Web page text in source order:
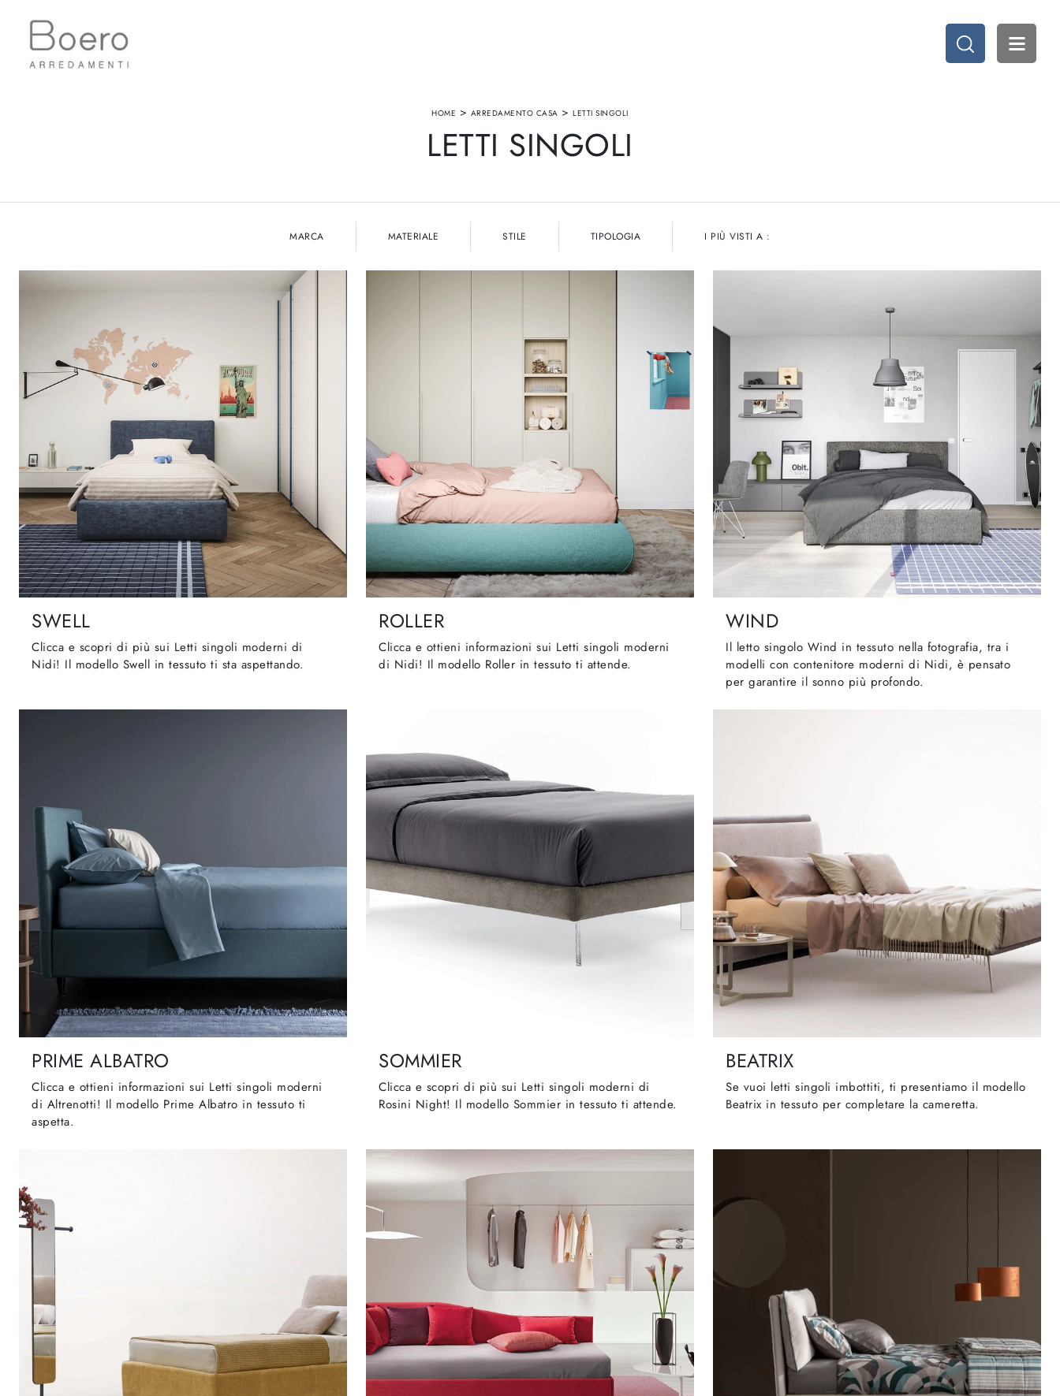
HOME > ARREDAMENTO CASA >LETTI SINGOLI
LETTI SINGOLI
MARCA MATERIALE STILE TIPOLOGIA I PIÙ VISTI A :
SWELL
Clicca e scopri di più sui Letti singoli moderni di
Nidi! Il modello Swell in tessuto ti sta aspettando.
ROLLER
Clicca e ottieni informazioni sui Letti singoli moderni
di Nidi! Il modello Roller in tessuto ti attende.
WIND
Il letto singolo Wind in tessuto nella fotografia, tra i
modelli con contenitore moderni di Nidi, è pensato
per garantire il sonno più profondo.
PRIME ALBATRO
Clicca e ottieni informazioni sui Letti singoli moderni
di Altrenotti! Il modello Prime Albatro in tessuto ti
aspetta.
SOMMIER
Clicca e scopri di più sui Letti singoli moderni di
Rosini Night! Il modello Sommier in tessuto ti attende.
BEATRIX
Se vuoi letti singoli imbottiti, ti presentiamo il modello
Beatrix in tessuto per completare la cameretta.